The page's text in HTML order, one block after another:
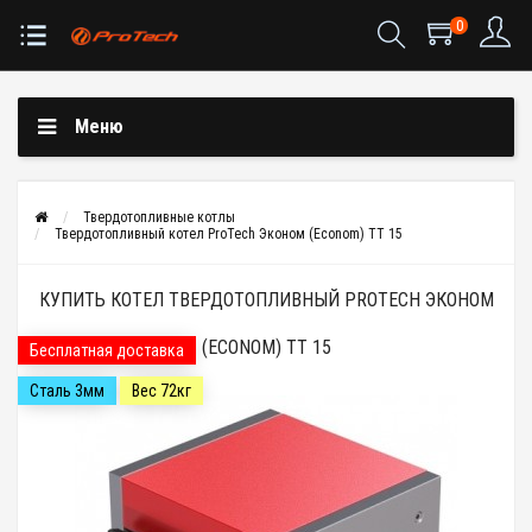
0
Меню
Твердотопливные котлы
Твердотопливный котел ProTech Эконом (Econom) TT 15
КУПИТЬ КОТЕЛ ТВЕРДОТОПЛИВНЫЙ PROTECH ЭКОНОМ
(ECONOM) TT 15
Бесплатная доставка
Сталь 3мм Вес 72кг